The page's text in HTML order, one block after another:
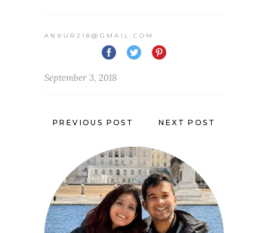
ANKUR218@GMAIL.COM
September 3, 2018
PREVIOUS POST NEXT POST